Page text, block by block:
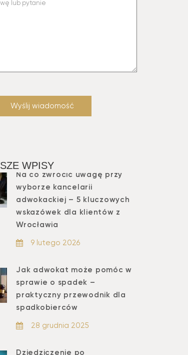
WPISY
Na co zwrócić uwagę przy
wyborze kancelarii
adwokackiej – 5 kluczowych
wskazówek dla klientów z
Wrocławia
9 lutego 2026
Jak adwokat może pomóc w
sprawie o spadek –
praktyczny przewodnik dla
spadkobierców
28 grudnia 2025
Dziedziczenie po